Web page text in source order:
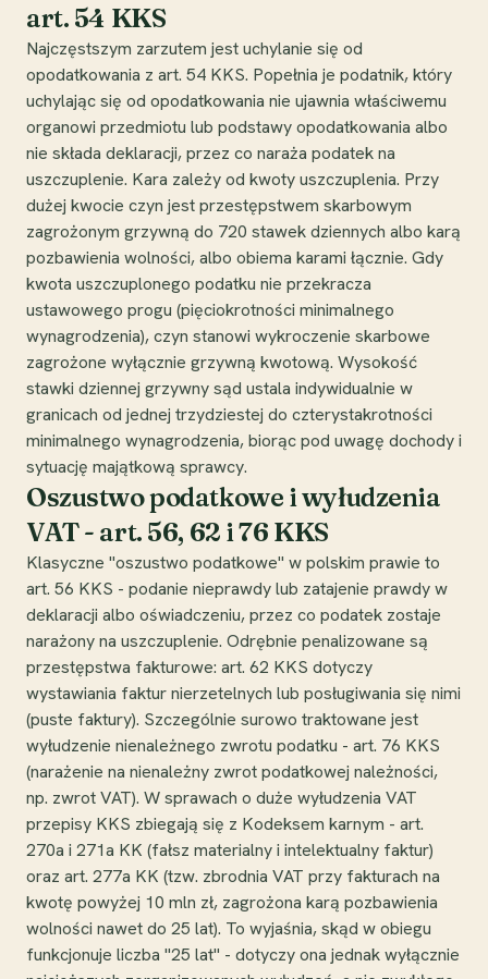
art. 54 KKS
Najczęstszym zarzutem jest uchylanie się od
opodatkowania z art. 54 KKS. Popełnia je podatnik, który
uchylając się od opodatkowania nie ujawnia właściwemu
organowi przedmiotu lub podstawy opodatkowania albo
nie składa deklaracji, przez co naraża podatek na
uszczuplenie. Kara zależy od kwoty uszczuplenia. Przy
dużej kwocie czyn jest przestępstwem skarbowym
zagrożonym grzywną do 720 stawek dziennych albo karą
pozbawienia wolności, albo obiema karami łącznie. Gdy
kwota uszczuplonego podatku nie przekracza
ustawowego progu (pięciokrotności minimalnego
wynagrodzenia), czyn stanowi wykroczenie skarbowe
zagrożone wyłącznie grzywną kwotową. Wysokość
stawki dziennej grzywny sąd ustala indywidualnie w
granicach od jednej trzydziestej do czterystakrotności
minimalnego wynagrodzenia, biorąc pod uwagę dochody i
sytuację majątkową sprawcy.
Oszustwo podatkowe i wyłudzenia
VAT - art. 56, 62 i 76 KKS
Klasyczne "oszustwo podatkowe" w polskim prawie to
art. 56 KKS - podanie nieprawdy lub zatajenie prawdy w
deklaracji albo oświadczeniu, przez co podatek zostaje
narażony na uszczuplenie. Odrębnie penalizowane są
przestępstwa fakturowe: art. 62 KKS dotyczy
wystawiania faktur nierzetelnych lub posługiwania się nimi
(puste faktury). Szczególnie surowo traktowane jest
wyłudzenie nienależnego zwrotu podatku - art. 76 KKS
(narażenie na nienależny zwrot podatkowej należności,
np. zwrot VAT). W sprawach o duże wyłudzenia VAT
przepisy KKS zbiegają się z Kodeksem karnym - art.
270a i 271a KK (fałsz materialny i intelektualny faktur)
oraz art. 277a KK (tzw. zbrodnia VAT przy fakturach na
kwotę powyżej 10 mln zł, zagrożona karą pozbawienia
wolności nawet do 25 lat). To wyjaśnia, skąd w obiegu
funkcjonuje liczba "25 lat" - dotyczy ona jednak wyłącznie